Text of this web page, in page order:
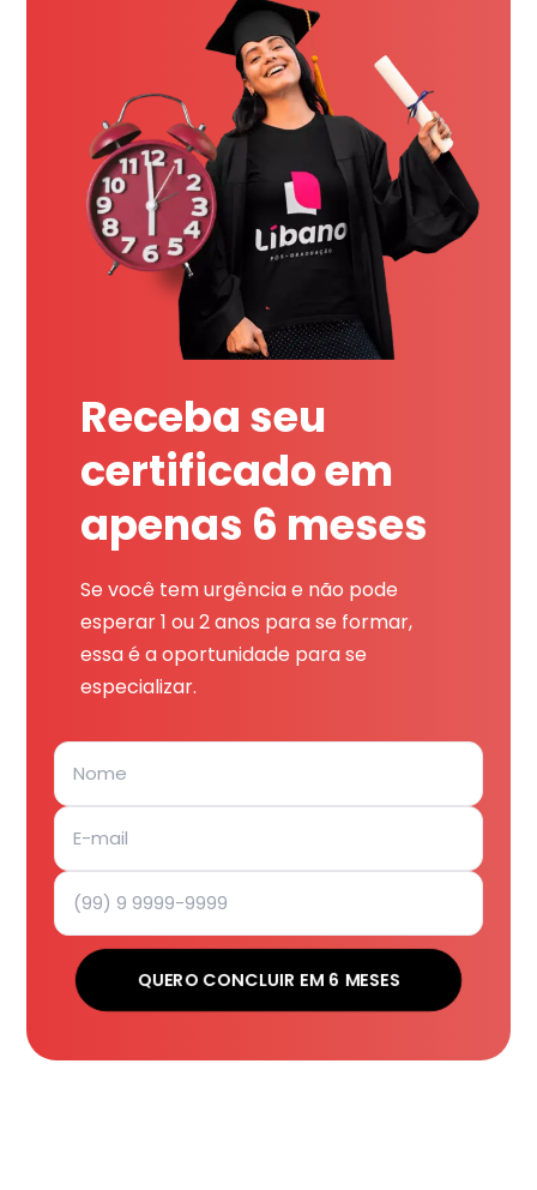
Receba seu
certificado em
apenas 6 meses
Se você tem urgência e não pode
esperar 1 ou 2 anos para se formar,
essa é a oportunidade para se
especializar.
QUERO CONCLUIR EM 6 MESES